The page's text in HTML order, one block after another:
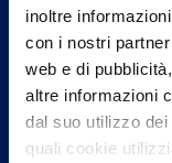
inoltre
con i nostri
web e di
altre informazioni
dal suo utilizzo
quali cookie
Contattaci